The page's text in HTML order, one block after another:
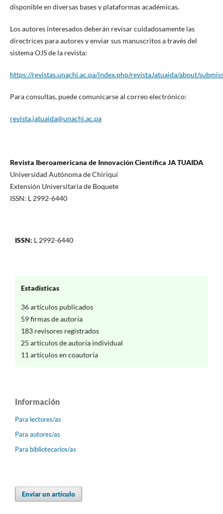
disponible en diversas bases y plataformas académicas.
Los autores interesados deberán revisar cuidadosamente las
directrices para autores y enviar sus manuscritos a través del
sistema OJS de la revista:
https://revistas.unachi.ac.pa/index.php/revistaJatuaida/about/
Para consultas, puede comunicarse al correo electrónico:
revista.jatuaida@unachi.ac.pa
Revista Iberoamericana de Innovación Científica JA TUAIDA
Universidad Autónoma de Chiriquí
Extensión Universitaria de Boquete
ISSN: L 2992-6440
ISSN: L 2992-6440
Estadisticas
36 artículos publicados
59 firmas de autoría
183 revisores registrados
25 artículos de autoría individual
11 artículos en coautoría
Información
Para lectores/as
Para autores/as
Para bibliotecarios/as
Enviar un artículo